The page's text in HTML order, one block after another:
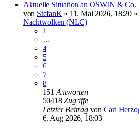
Aktuelle Situation an OSWIN & Co.
von StefanK » 11. Mai 2026, 18:20
Nachtwolken (NLC)
1
…
4
5
6
7
8
151 Antworten
50418 Zugriffe
Letzter Beitrag von Carl
6. Aug 2026, 18:03